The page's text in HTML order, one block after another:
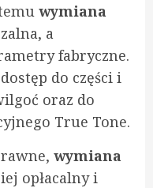
wymiana
a
fabryczne.
do części i
oraz do
True Tone.
wymiana
opłacalny i